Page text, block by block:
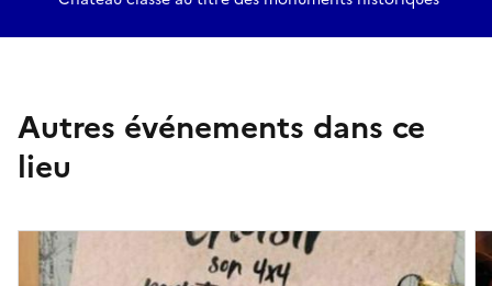
Autres événements dans ce
lieu